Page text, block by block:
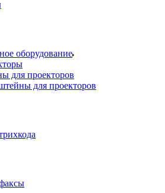
оборудование
для проекторов
для проекторов